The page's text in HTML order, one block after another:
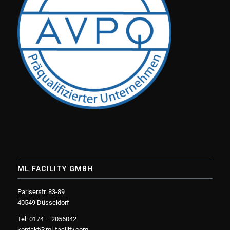
ML FACILITY GMBH
Pariserstr. 83-89
40549 Düsseldorf
Tel: 0174 – 2056042